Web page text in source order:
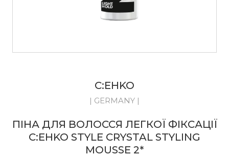
C:EHKO
| GERMANY |
ПІНА ДЛЯ ВОЛОССЯ ЛЕГКОЇ ФІКСАЦІЇ
C:EHKO STYLE CRYSTAL STYLING
MOUSSE 2*